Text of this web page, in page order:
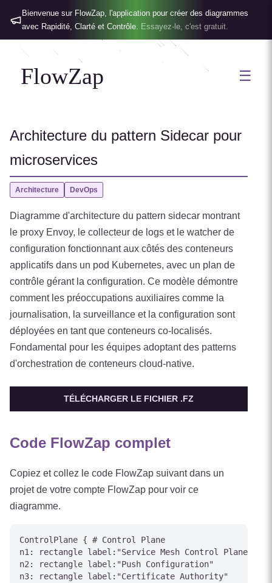
Bienvenue sur FlowZap, l'application pour créer des diagrammes
avec Rapidité, Clarté et Contrôle. Essayez-le, c'est gratuit.
FlowZap ☰
Architecture du pattern Sidecar pour
microservices
Architecture DevOps
Diagramme d'architecture du pattern sidecar montrant
le proxy Envoy, le collecteur de logs et le watcher de
configuration fonctionnant aux côtés des conteneurs
applicatifs dans un pod Kubernetes, avec un plan de
contrôle gérant la configuration. Ce modèle démontre
comment les préoccupations auxiliaires comme la
journalisation, la surveillance et la configuration sont
déployées en tant que conteneurs co-localisés.
Fondamental pour les équipes adoptant des patterns
d'orchestration de conteneurs cloud-native.
TÉLÉCHARGER LE FICHIER .FZ
Code FlowZap complet
Copiez et collez le code FlowZap suivant dans un
projet de votre compte FlowZap pour voir ce
diagramme.
ControlPlane { # Control Plane
n1: rectangle label:"Service Mesh Control Plane"
n2: rectangle label:"Push Configuration"
n3: rectangle label:"Certificate Authority"